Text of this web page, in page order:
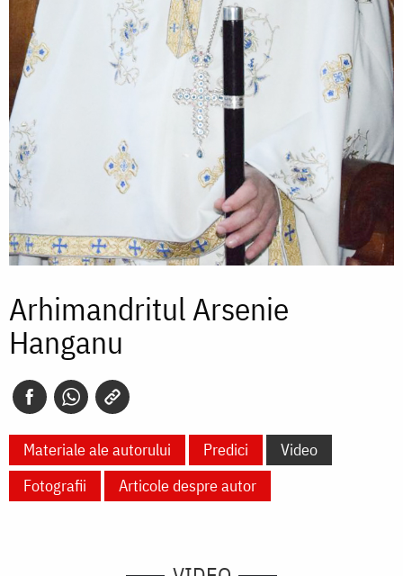
Arhimandritul Arsenie
Hanganu
Materiale ale autorului Predici
Video
Fotografii
Articole despre autor